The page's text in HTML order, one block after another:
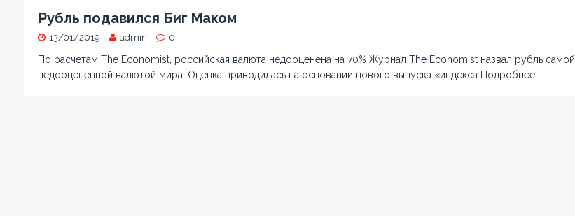
Рубль подавился Биг Маком
13/01/2019 admin 0
По расчетам The Economist, российская валюта недооценена на 70% Журнал The Economist назвал рубль самой
недооцененной валютой мира. Оценка приводилась на основании нового выпуска «индекса Подробнее